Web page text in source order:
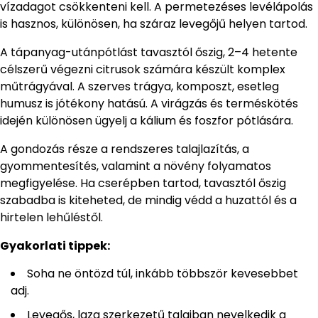
vízadagot csökkenteni kell. A permetezéses levélápolás
is hasznos, különösen, ha száraz levegőjű helyen tartod.
A tápanyag-utánpótlást tavasztól őszig, 2–4 hetente
célszerű végezni citrusok számára készült komplex
műtrágyával. A szerves trágya, komposzt, esetleg
humusz is jótékony hatású. A virágzás és terméskötés
idején különösen ügyelj a kálium és foszfor pótlására.
A gondozás része a rendszeres talajlazítás, a
gyommentesítés, valamint a növény folyamatos
megfigyelése. Ha cserépben tartod, tavasztól őszig
szabadba is kiteheted, de mindig védd a huzattól és a
hirtelen lehűléstől.
Gyakorlati tippek:
Soha ne öntözd túl, inkább többször kevesebbet
adj.
Levegős, laza szerkezetű talajban nevelkedik a